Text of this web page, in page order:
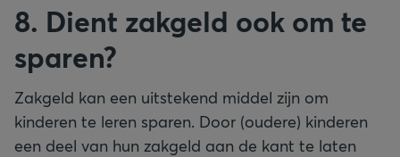
8. Dient zakgeld ook om te
sparen?
Zakgeld kan een uitstekend middel zijn om
kinderen te leren sparen. Door (oudere) kinderen
een deel van hun zakgeld aan de kant te laten